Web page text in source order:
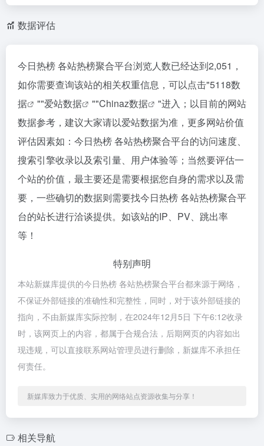
数据评估
今日热榜 各站热榜聚合平台浏览人数已经达到2,051，
如你需要查询该站的相关权重信息，可以点击"5118数
据
""爱站数据 ""Chinaz数据
"进入；以目前的网站
数据参考，建议大家请以爱站数据为准，更多网站价值
评估因素如：今日热榜 各站热榜聚合平台的访问速度、
搜索引擎收录以及索引量、用户体验等；当然要评估一
个站的价值，最主要还是需要根据您自身的需求以及需
要，一些确切的数据则需要找今日热榜 各站热榜聚合平
台的站长进行洽谈提供。如该站的IP、PV、跳出率
等！
特别声明
本站新媒库提供的今日热榜 各站热榜聚合平台都来源于网络，
不保证外部链接的准确性和完整性，同时，对于该外部链接的
指向，不由新媒库实际控制，在2024年12月5日 下午6:12收录
时，该网页上的内容，都属于合规合法，后期网页的内容如出
现违规，可以直接联系网站管理员进行删除，新媒库不承担任
何责任。
新媒库致力于优质、实用的网络站点资源收集与分享！
相关导航